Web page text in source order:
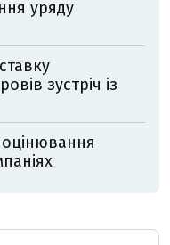
уряду
зустріч із